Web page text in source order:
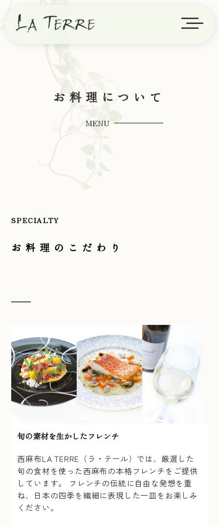
お料理について
MENU
SPECIALTY
お料理のこだわり
旬の素材を生かしたフレンチ
西麻布LA TERRE（ラ・テール）では、厳選した
旬の食材を使った西麻布の本格フレンチをご提供
しています。 フレンチの伝統に自由な発想を重
ね、日本の四季を繊細に表現した一皿をお楽しみ
ください。